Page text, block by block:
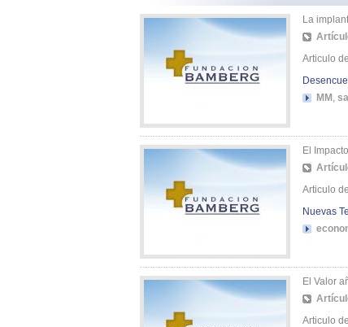
La
Articulo
MM
El
Articulo
Nuevas
El Valor
Articulo